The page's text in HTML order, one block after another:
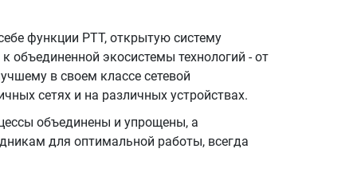
функции PTT, открытую систему
объединенной экосистемы технологий - от
в своем классе сетевой
сетях и на различных устройствах.
объединены и упрощены, а
для оптимальной работы, всегда